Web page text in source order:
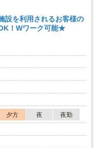
設を利用されるお客様の
！Wワーク可能★
夕方 夜
夜勤